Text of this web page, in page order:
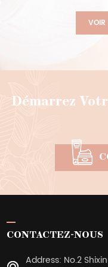
plaies, baume de
pour animaux de
compagnie
VOIR
Démarrez
CONTACTEZ-NOUS
Address: No.2